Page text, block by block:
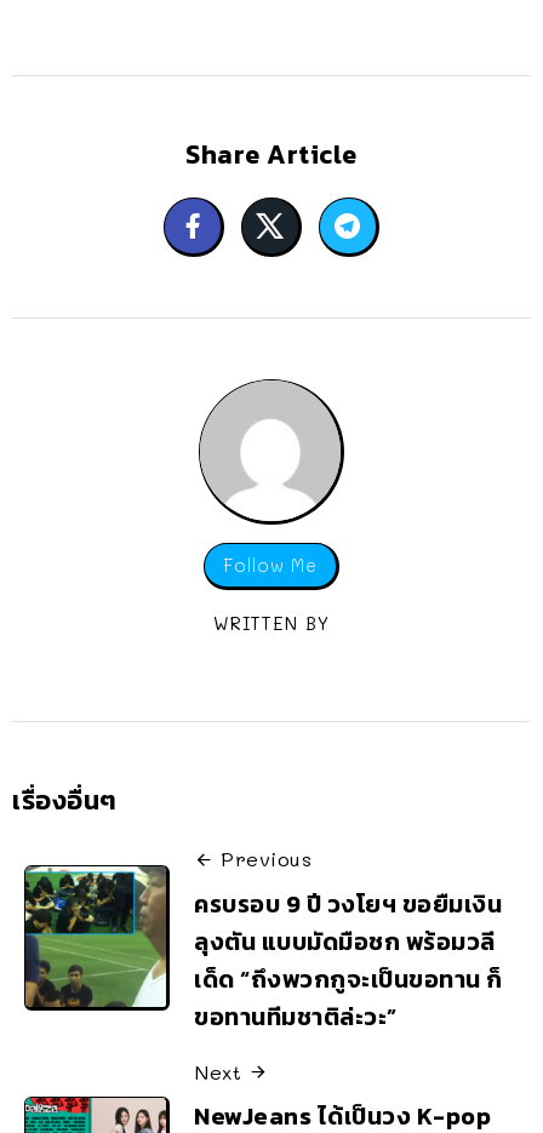
Share Article
Follow Me
WRITTEN BY
เรื่องอื่นๆ
Previous
ครบรอบ 9 ปี วงโยฯ ขอยืมเงิน
ลุงตัน แบบมัดมือชก พร้อมวลี
เด็ด “ถึงพวกกูจะเป็นขอทาน ก็
ขอทานทีมชาติล่ะวะ”
Next
NewJeans ได้เป็นวง K-pop